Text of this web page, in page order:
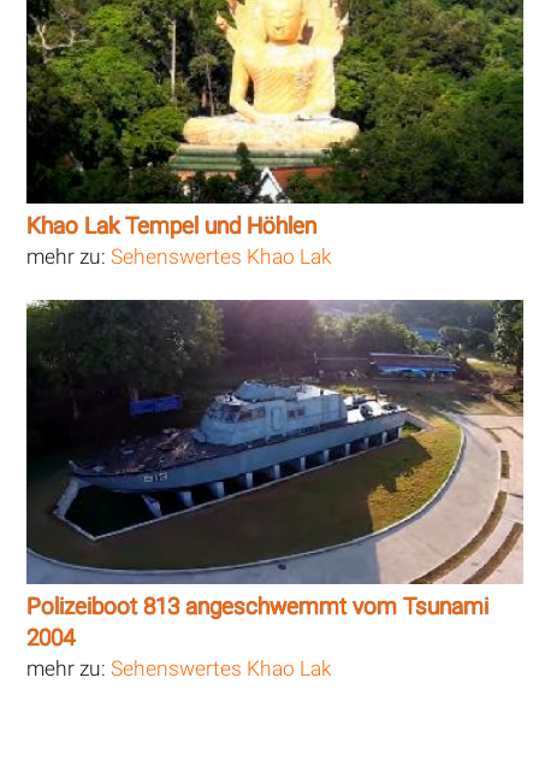
Khao Lak Tempel und Höhlen
mehr zu:Sehenswertes Khao Lak
Polizeiboot 813 angeschwemmt vom Tsunami
2004
mehr zu:Sehenswertes Khao Lak